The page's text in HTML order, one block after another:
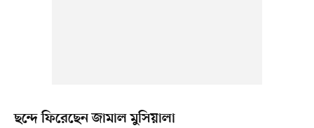
ছন্দে ফিরেছেন জামাল মুসিয়ালা